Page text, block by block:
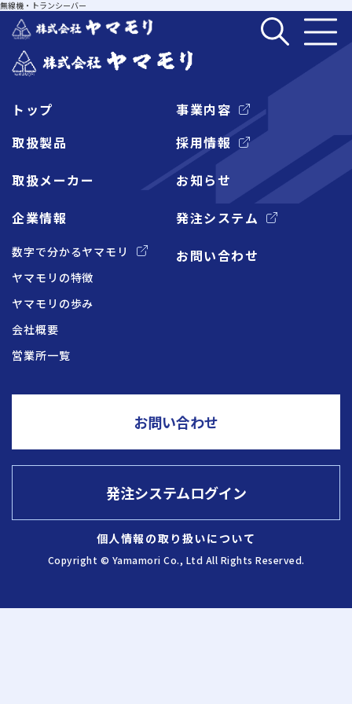
事業内容
取扱製品
取扱メーカー
採用情報
発注システムログイン
無線機・トランシーバー
トップ
企業情報
数字で分かるヤマモリ
ヤマモリの特徴
ヤマモリの歩み
会社概要
営業所一覧
事業内容
取扱製品
取扱メーカー
採用情報
お知らせ
発注システム
お問い合わせ
個人情報の取り扱いについて
Copyright © Yamamori Co., Ltd All Rights Reserved.
お問い合わせ
発注システムログイン